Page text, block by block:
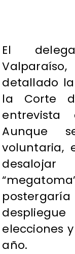
El
detallado
la Corte
entrevista
Aunque
voluntaria,
elecciones
año.